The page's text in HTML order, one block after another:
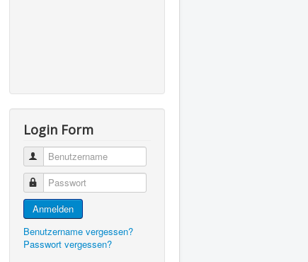
Login Form
Benutzername
Passwort
Anmelden
Benutzername vergessen?
Passwort vergessen?